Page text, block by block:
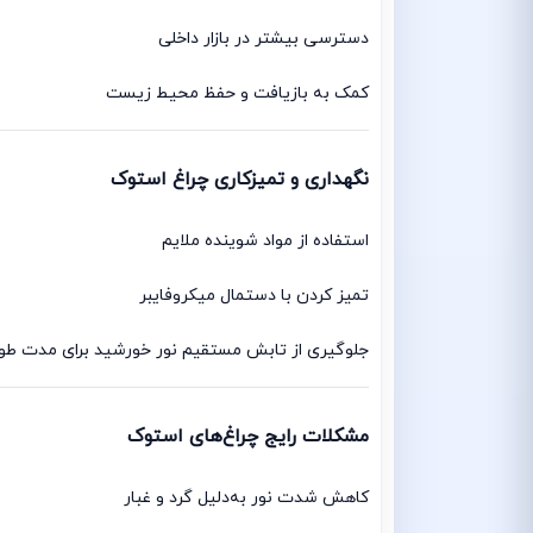
دسترسی بیشتر در بازار داخلی
کمک به بازیافت و حفظ محیط زیست
نگهداری و تمیزکاری چراغ استوک
استفاده از مواد شوینده ملایم
تمیز کردن با دستمال میکروفایبر
جلوگیری از تابش مستقیم نور خورشید برای مدت
مشکلات رایج چراغ‌های استوک
کاهش شدت نور به‌دلیل گرد و غبار